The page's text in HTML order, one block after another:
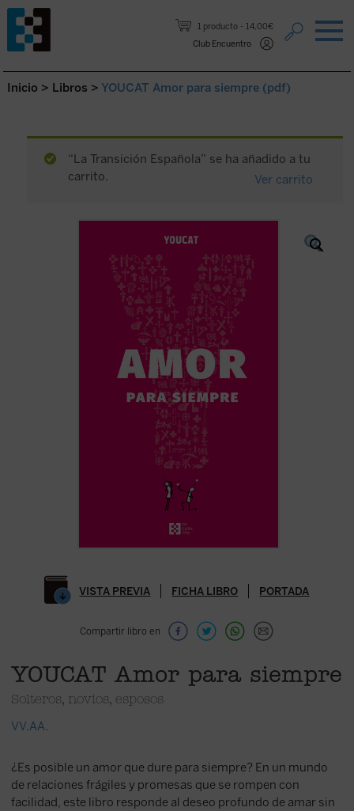
1 producto
14,00€
Club Encuentro
Saltar al contenido.
Inicio > Libros > YOUCAT Amor para siempre (pdf)
“La Transición Española” se ha añadido a tu
carrito.
Ver carrito
VISTA PREVIA FICHA LIBRO PORTADA
Compartir libro en
YOUCAT Amor para siempre
Solteros, novios, esposos
VV.AA.
¿Es posible un amor que dure para siempre? En un mundo
de relaciones frágiles y promesas que se rompen con
facilidad, este libro responde al deseo profundo de amar sin